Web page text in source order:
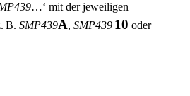
…‘ mit der jeweiligen
B. SMP439A, SMP439 10 oder